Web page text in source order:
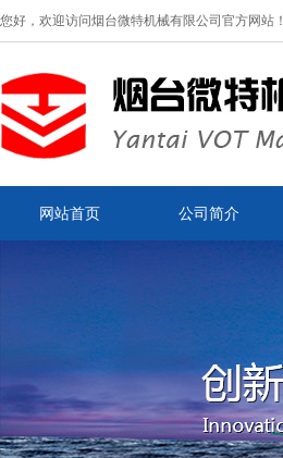
您好，欢迎访问烟台微特机械有限公司官方网站！
网站首页 公司简介